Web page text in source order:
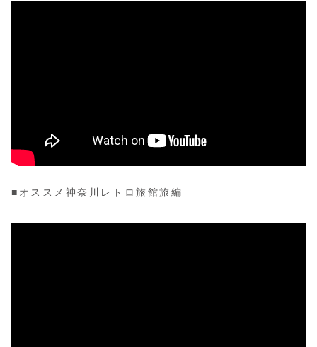
■オススメ神奈川レトロ旅館旅編